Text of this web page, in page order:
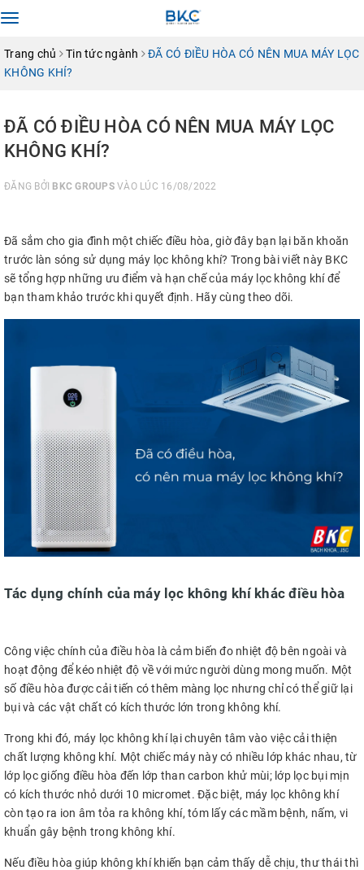
Toggle
Trang chủ
Tin tức ngành
ĐÃ CÓ ĐIỀU HÒA CÓ NÊN MUA MÁY LỌC
KHÔNG KHÍ?
ĐÃ CÓ ĐIỀU HÒA CÓ NÊN MUA MÁY LỌC
KHÔNG KHÍ?
ĐĂNG BỞI BKC GROUPSVÀO LÚC 16/08/2022
Đã sắm cho gia đình một chiếc điều hòa, giờ đây bạn lại băn khoăn
trước làn sóng sử dụng máy lọc không khí? Trong bài viết này BKC
sẽ tổng hợp những ưu điểm và hạn chế của máy lọc không khí để
bạn tham khảo trước khi quyết định. Hãy cùng theo dõi.
Tác dụng chính của máy lọc không khí khác điều hòa
Công việc chính của điều hòa là cảm biến đo nhiệt độ bên ngoài và
hoạt động để kéo nhiệt độ về với mức người dùng mong muốn. Một
số điều hòa được cải tiến có thêm màng lọc nhưng chỉ có thể giữ lại
bụi và các vật chất có kích thước lớn trong không khí.
Trong khi đó, máy lọc không khí lại chuyên tâm vào việc cải thiện
chất lượng không khí. Một chiếc máy này có nhiều lớp khác nhau, từ
lớp lọc giống điều hòa đến lớp than carbon khử mùi; lớp lọc bụi mịn
có kích thước nhỏ dưới 10 micromet. Đặc biệt, máy lọc không khí
còn tạo ra ion âm tỏa ra không khí, tóm lấy các mầm bệnh, nấm, vi
khuẩn gây bệnh trong không khí.
Nếu điều hòa giúp không khí khiến bạn cảm thấy dễ chịu, thư thái thì